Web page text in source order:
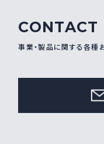
採用情報 Recruit
CONTACT
事業・製品に関する各種